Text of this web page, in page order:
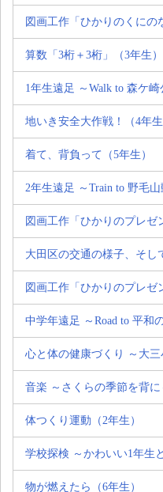
図画工作「ひかりのくにの
算数「3桁＋3桁」（3年生）
1年生遠足 ～Walk to 森ケ崎
地いき安全大作戦！（4年生
着て、背負って（5年生）
2年生遠足 ～Train to 野毛山
図画工作「ひかりのプレゼ
大田区の交通の様子、そし
図画工作「ひかりのプレゼ
中学年遠足 ～Road to 平和
心と体の健康づくり ～大三
音楽 ～さくらの季節を背に
体つくり運動（2年生）
学校探検 ～かわいい1年生
物が燃えたら（6年生）